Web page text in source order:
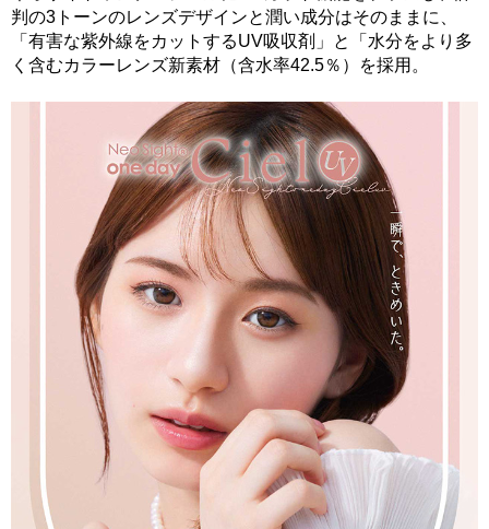
判の3トーンのレンズデザインと潤い成分はそのままに、
「有害な紫外線をカットするUV吸収剤」と「水分をより多
く含むカラーレンズ新素材（含水率42.5％）を採用。